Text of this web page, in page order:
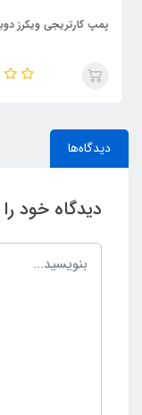
پمپ کارتریجی ویکرز دوبل
دیدگاه‌ها
دیدگاه خود